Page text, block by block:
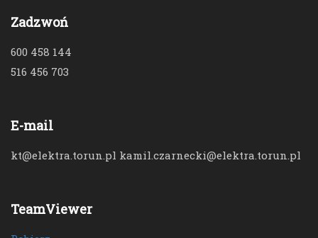
Zadzwoń
600 458 144
516 456 703
E-mail
kt@elektra.torun.pl kamil.czarnecki@elektra.torun.pl
TeamViewer